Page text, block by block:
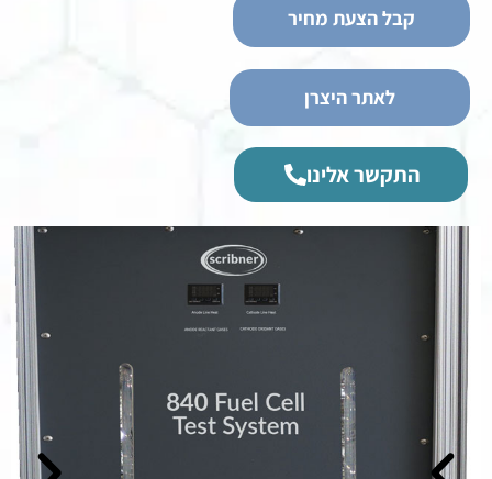
קבל הצעת מחיר
לאתר היצרן
התקשר אלינו